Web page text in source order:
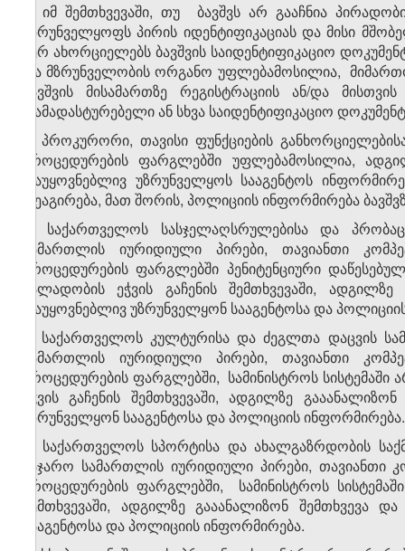
4. იმ შემთხვევაში, თუ ბავშვს არ გააჩნია
უზრუნველყოფს პირის იდენტიფიკაციას და მისი
ვერ ახორციელებს ბავშვის საიდენტიფიკაციო
და მზრუნველობის ორგანო უფლებამოსილია,
ბავშვის მისამართზე რეგისტრაციის ან/და
დამადასტურებელი ან სხვა საიდენტიფიკაციო
5. პროკურორი, თავისი ფუნქციების
პროცედურების ფარგლებში უფლებამოსილია,
დაუყოვნებლივ უზრუნველყოს სააგენტოს
რეაგირება, მათ შორის, პოლიციის ინფორმირება
6. საქართველოს სასჯელაღსრულებისა და
სამართლის იურიდიული პირები, თავიანთი
პროცედურების ფარგლებში პენიტენციური
ძალადობის ეჭვის გაჩენის შემთხვევაში,
დაუყოვნებლივ უზრუნველყონ სააგენტოსა და
7. საქართველოს კულტურისა და ძეგლთა დაცვის
სამართლის იურიდიული პირები, თავიანთი
პროცედურების ფარგლებში, სამინისტროს
ეჭვის გაჩენის შემთხვევაში, ადგილზე
უზრუნველყონ სააგენტოსა და პოლიციის ინფორმირება.
8. საქართველოს სპორტისა და ახალგაზრდობის
საჯარო სამართლის იურიდიული პირები, თავიანთი
პროცედურების ფარგლებში, სამინისტროს
შემთხვევაში, ადგილზე გააანალიზონ შემთხვევა
სააგენტოსა და პოლიციის ინფორმირება.